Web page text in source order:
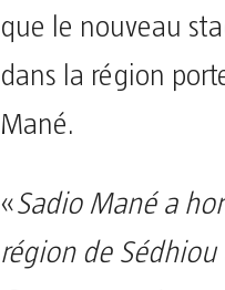
que le nouveau
dans la région
Mané.
«Sadio Mané a
région de